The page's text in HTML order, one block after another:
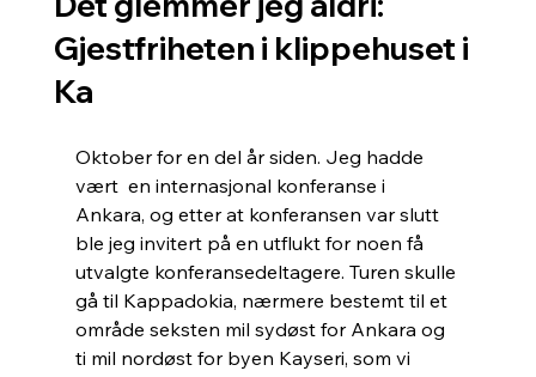
Gjestfriheten i klippehuset i
Ka
Oktober for en del år siden. Jeg hadde
vært  en internasjonal konferanse i
Ankara, og etter at konferansen var slutt
ble jeg invitert på en utflukt for noen få
utvalgte konferansedeltagere. Turen skulle
gå til Kappadokia, nærmere bestemt til et
område seksten mil sydøst for Ankara og
ti mil nordøst for byen Kayseri, som vi